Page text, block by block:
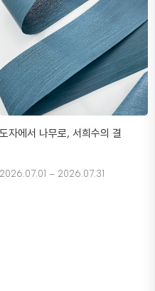
도자에서 나무로, 서희수의 결
2026.07.01 – 2026.07.31